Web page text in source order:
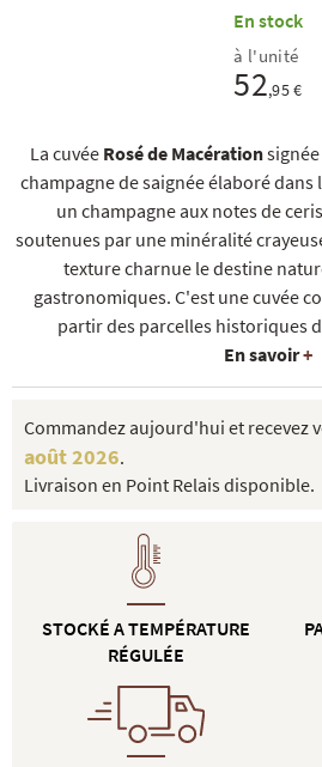
NOS COFFRETS DÉCOUVERTES NOS
En stock
La cuvée Rosé de Macérationsignée
champagne de saignée élaboré dans
un champagne aux notes de
soutenues par une minéralité
texture charnue le destine
gastronomiques. C'est une cuvée
partir des parcelles historiques
En savoir+
à l'unité
52,95 €
Commandez aujourd'hui et recevez
août 2026.
Livraison en Point Relais disponible.
STOCKÉ A TEMPÉRATURE
RÉGULÉE